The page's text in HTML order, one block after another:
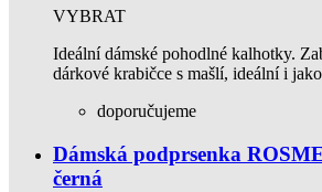
VYBRAT
Ideální dámské pohodlné kalhotky.
dárkové krabičce s mašlí, ideální i
doporučujeme
Dámská podprsenka
černá